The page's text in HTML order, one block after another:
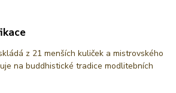
z 21 menších kuliček a mistrovského
na buddhistické tradice modlitebních